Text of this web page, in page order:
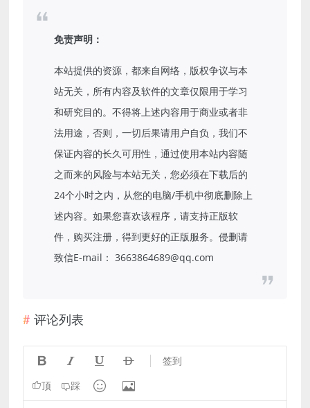
免责声明：
本站提供的资源，都来自网络，版权争议与本
站无关，所有内容及软件的文章仅限用于学习
和研究目的。不得将上述内容用于商业或者非
法用途，否则，一切后果请用户自负，我们不
保证内容的长久可用性，通过使用本站内容随
之而来的风险与本站无关，您必须在下载后的
24个小时之内，从您的电脑/手机中彻底删除上
述内容。如果您喜欢该程序，请支持正版软
件，购买注册，得到更好的正版服务。侵删请
致信E-mail： 3663864689@qq.com
评论列表
    签到
顶 踩  